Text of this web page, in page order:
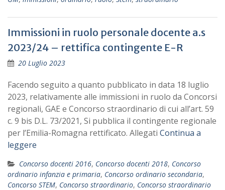
Immissioni in ruolo personale docente a.s
2023/24 – rettifica contingente E-R
20 Luglio 2023
Facendo seguito a quanto pubblicato in data 18 luglio
2023, relativamente alle immissioni in ruolo da Concorsi
regionali, GAE e Concorso straordinario di cui all’art. 59
c. 9 bis D.L. 73/2021, Si pubblica il contingente regionale
per l’Emilia-Romagna rettificato. Allegati Continua a
leggere
Concorso docenti 2016, Concorso docenti 2018, Concorso
ordinario infanzia e primaria, Concorso ordinario secondaria,
Concorso STEM, Concorso straordinario, Concorso straordinario